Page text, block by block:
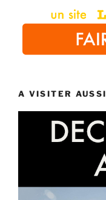
A VISITER AUSSI